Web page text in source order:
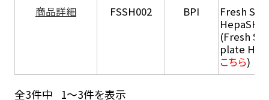
商品詳細
FSSH002 BPI
Fresh
HepaSH®
(Fresh
plate
こちら)
全3件中 1～3件を表示